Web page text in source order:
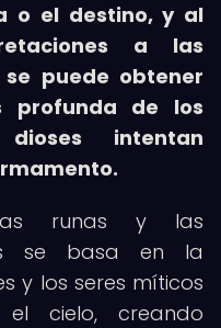
o el destino, y al
a las
puede obtener
profunda de los
intentan
runas y las
se basa en la
y los seres míticos
cielo, creando